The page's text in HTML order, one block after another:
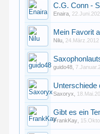
C.G. Conn -
Enaira
Mein Favorit
Nilu 24.März.2012
guido48
Unterschiede
Saxoryx
Gibt es ein
FrankKay